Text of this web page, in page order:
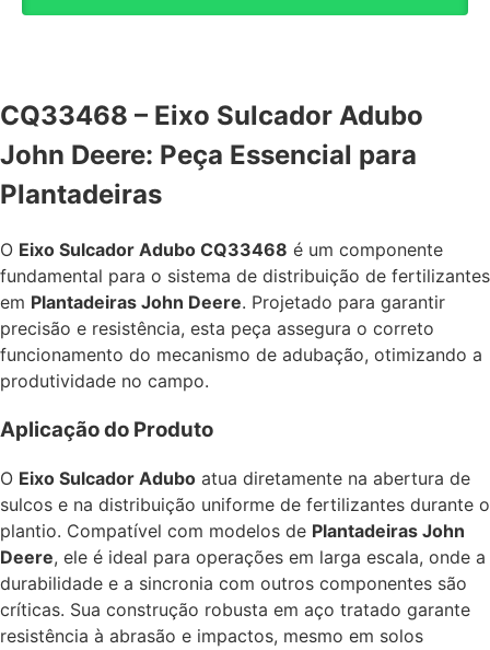
CQ33468 – Eixo Sulcador Adubo
John Deere: Peça Essencial para
Plantadeiras
O Eixo Sulcador Adubo CQ33468 é um componente
fundamental para o sistema de distribuição de fertilizantes
em Plantadeiras John Deere. Projetado para garantir
precisão e resistência, esta peça assegura o correto
funcionamento do mecanismo de adubação, otimizando a
produtividade no campo.
Aplicação do Produto
O Eixo Sulcador Adubo atua diretamente na abertura de
sulcos e na distribuição uniforme de fertilizantes durante o
plantio. Compatível com modelos de Plantadeiras John
Deere, ele é ideal para operações em larga escala, onde a
durabilidade e a sincronia com outros componentes são
críticas. Sua construção robusta em aço tratado garante
resistência à abrasão e impactos, mesmo em solos